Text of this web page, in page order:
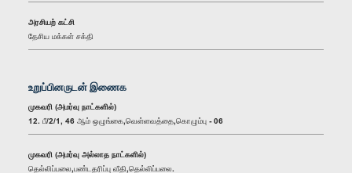
அரசியற் கட்சி
தேசிய மக்கள் சக்தி
உறுப்பினருடன் இணைக
முகவரி (அமர்வு நாட்களில்)
12. பீ/2/1, 46 ஆம் ஒழுங்கை,வெள்ளவத்தை,கொழும்பு - 06
முகவரி (அமர்வு அல்லாத நாட்களில்)
தெல்லிப்பலை,பண்டதரிப்பு வீதி,தெல்லிப்பலை.